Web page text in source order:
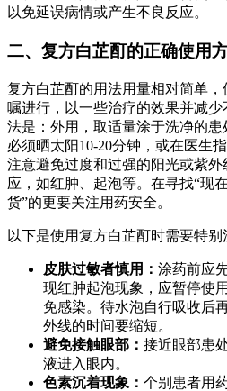
以免延误病情或产生不良反应。
二、复方白芷酊的正确使用
复方白芷酊的用法用量相对简单
嘱进行，以一些治疗的效果并减
法是：外用，取适量涂于洗净的患
必须晒太阳10-20分钟，或在医生
注意避免过度和过强的阳光或紫
应，如红肿、起泡等。在寻找“现
货”的更要关注用药安全。
以下是使用复方白芷酊时需要特别
皮肤过敏者慎用： 涂药前应
现红肿起泡现象，应暂停使
免感染。待水泡自行吸收后
外线的时间要缩短。
避免接触眼部： 接近眼部患
液进入眼内。
色素沉着现象： 个别患者用